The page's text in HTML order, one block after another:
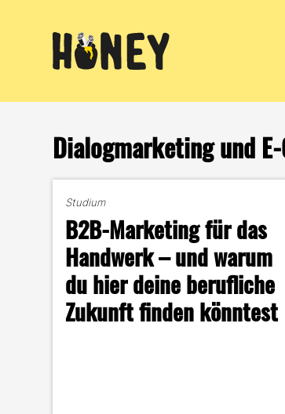
Dialogmarketing und
Studium
B2B-Marketing für das
Handwerk – und warum
du hier deine berufliche
Zukunft finden könntest